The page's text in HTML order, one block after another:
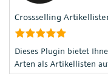
Crossselling
Dieses Plugin bietet
Arten als Artikellisten